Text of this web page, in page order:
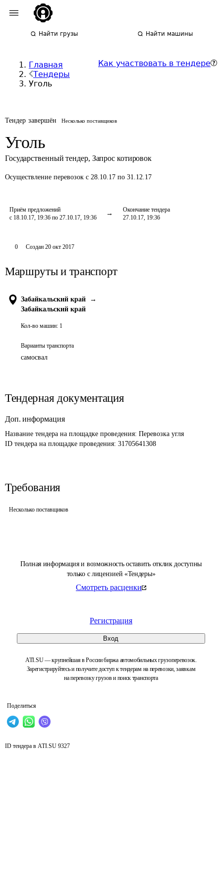
Найти грузы Найти машины
Главная
Тендеры
Уголь
Как участвовать в тендере
Тендер завершён Несколько поставщиков
Уголь
Государственный тендер, Запрос котировок
Осуществление перевозок с 28.10.17 по 31.12.17
Приём предложений
с 18.10.17, 19:36 по 27.10.17, 19:36
Окончание тендера
27.10.17, 19:36
Полная информация и возможность оставить отклик доступны
только с лицензией «Тендеры»
Смотреть расценки
Регистрация
Вход
ATI.SU — крупнейшая в России биржа автомобильных грузоперевозок.
Зарегистрируйтесь и получите доступ к тендерам на перевозки, заявкам
на перевозку грузов и поиск транспорта
Поделиться
0 Создан 20 окт 2017
Маршруты и транспорт
Забайкальский край
→
Забайкальский край
Кол-во машин: 1
Варианты транспорта
самосвал
Тендерная документация
Доп. информация
Название тендера на площадке проведения: Перевозка угля
ID тендера на площадке проведения: 31705641308
Требования
Несколько поставщиков
ID тендера в ATI.SU 9327